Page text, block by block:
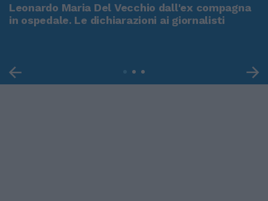
Leonardo Maria Del Vecchio dall'ex compagna
in ospedale. Le dichiarazioni ai giornalisti